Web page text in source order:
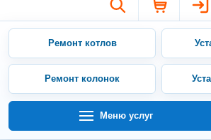
Ремонт котлов
Ремонт колонок
Меню услуг